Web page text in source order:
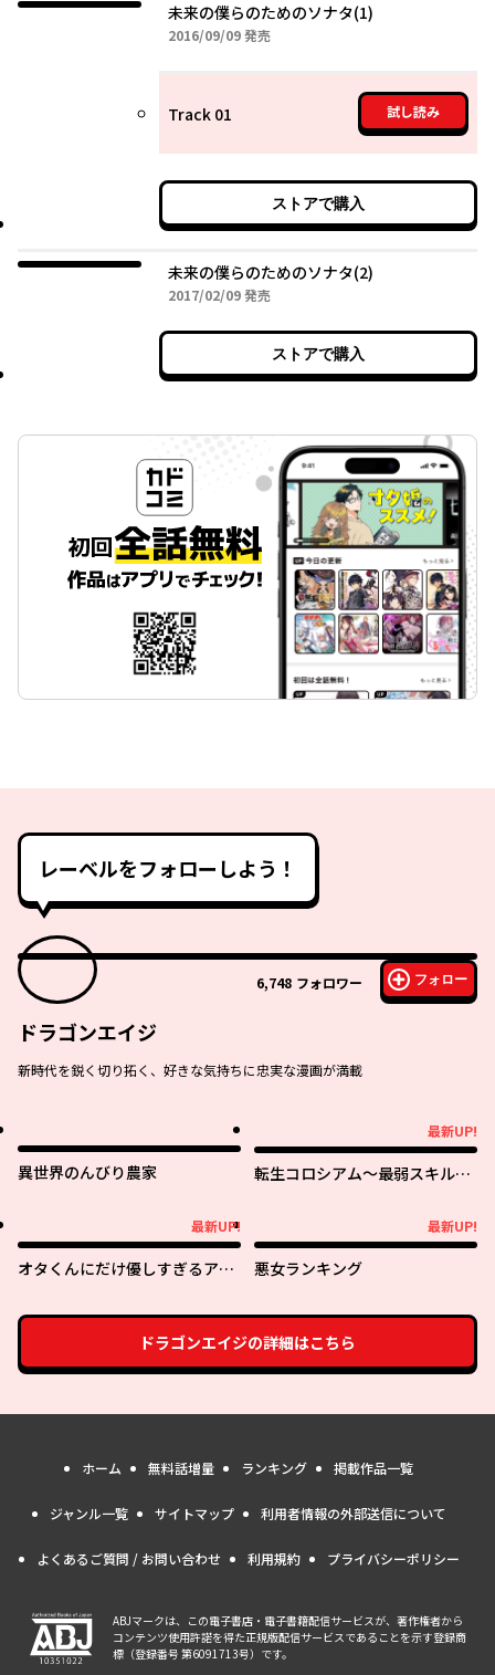
未来の僕らのためのソナタ(1)
2016/09/092016年09月09日
発売
Track 01 試し読み
ストアで購入
未来の僕らのためのソナタ(2)
2017/02/092017年02月09日
発売
ストアで購入
レーベルをフォローしよう！
6,748 フォロワー フォロー
ドラゴンエイジ
新時代を鋭く切り拓く、好きな気持ちに忠実な漫画が満載
異世界のんびり農家
最新UP!
転生コロシアム～最弱スキルで
最新UP!
オタくんにだけ優しすぎるアヤ
最新UP!
悪女ランキング
ドラゴンエイジの詳細はこちら
ホーム 無料話増量 ランキング 掲載作品一覧
ジャンル一覧 サイトマップ 利用者情報の外部送信について
よくあるご質問 / お問い合わせ 利用規約 プライバシーポリシー
ABJマークは、この電子書店・電子書籍配信サービスが、著作権者から
コンテンツ使用許諾を得た正規版配信サービスであることを示す登録商
標（登録番号 第6091713号）です。